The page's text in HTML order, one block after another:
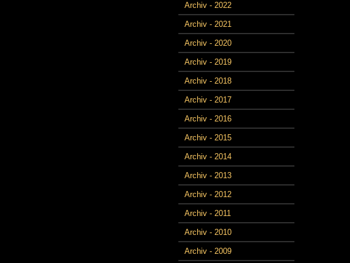
Archiv - 2022
Archiv - 2021
Archiv - 2020
Archiv - 2019
Archiv - 2018
Archiv - 2017
Archiv - 2016
Archiv - 2015
Archiv - 2014
Archiv - 2013
Archiv - 2012
Archiv - 2011
Archiv - 2010
Archiv - 2009